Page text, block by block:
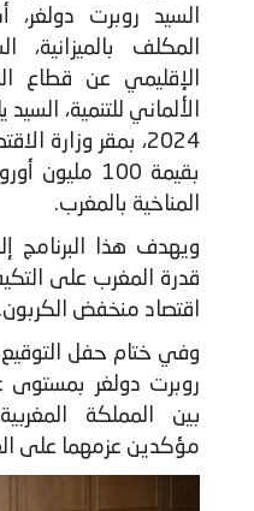
السيد روبرت
المكلف
الإقليمي عن قطاع
2024، بمقر وزارة
بقيمة 100
المناخية بالمغرب.
ويهدف هذا البرنامج
قدرة المغرب على
اقتصاد منخفض الكربون.
وفي ختام حفل
روبرت دولغر بمستوى
بين المملكة
مؤكدين عزمهما على